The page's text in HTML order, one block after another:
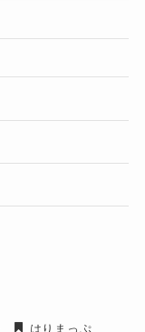
はりまっぷ